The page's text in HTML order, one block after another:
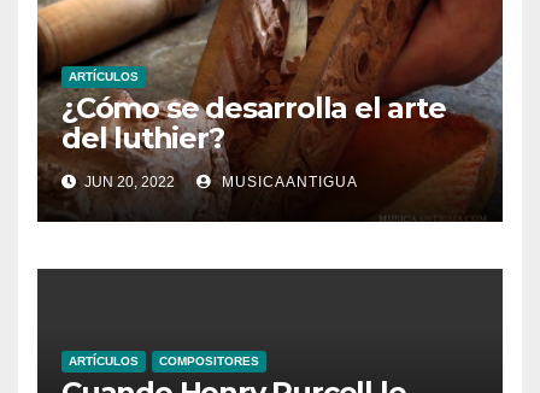
ARTÍCULOS
¿Cómo se desarrolla el arte
del luthier?
JUN 20, 2022 MUSICAANTIGUA
ARTÍCULOS COMPOSITORES